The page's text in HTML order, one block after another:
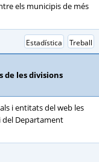
els municipis de més
Treball
Estadística
de les divisions
i entitats del web les
del Departament